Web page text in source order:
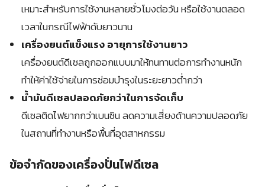
เหมาะสำหรับการใช้งานหลายชั่วโมงต่อวัน หรือใช้งานตลอด
เวลาในกรณีไฟฟ้าดับยาวนาน
เครื่องยนต์แข็งแรง อายุการใช้งานยาว
เครื่องยนต์ดีเซลถูกออกแบบมาให้ทนทานต่อการทำงานหนัก
ทำให้ค่าใช้จ่ายในการซ่อมบำรุงในระยะยาวต่ำกว่า
น้ำมันดีเซลปลอดภัยกว่าในการจัดเก็บ
ดีเซลติดไฟยากกว่าเบนซิน ลดความเสี่ยงด้านความปลอดภัย
ในสถานที่ทำงานหรือพื้นที่อุตสาหกรรม
ข้อจำกัดของเครื่องปั่นไฟดีเซล